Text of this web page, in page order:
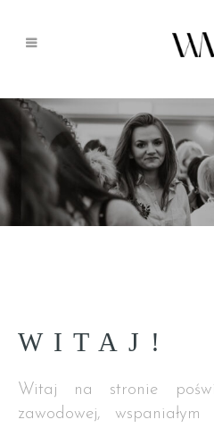
WITAJ!
Witaj na stronie
zawodowej,